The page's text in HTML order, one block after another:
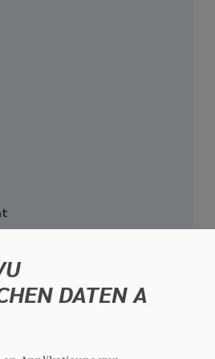
DATEN A